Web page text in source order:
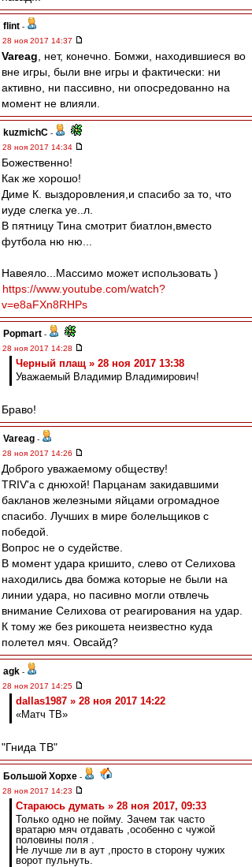
flint -
28 ноя 2017 14:37
Vareag , нет, конечно. Бомжи, находившиеся во
вне игры, были вне игры и фактически: ни
активно, ни пассивно, ни опосредованно на
момент не влияли.
kuzmichC -
28 ноя 2017 14:34
Божественно!
Как же хорошо!
Диме К. выздоровления,и спасибо за то, что
иуде слегка уе..л.
В пятницу Тина смотрит биатлон,вместо
футбола ню ню...
Навеяло...Массимо может использовать )
https://www.youtube.com/watch?
v=e8aFXn8RHPs
Popmart -
28 ноя 2017 14:28
Черный плащ » 28 ноя 2017 13:38
Уважаемый Владимир Владимирович!
Браво!
Vareag -
28 ноя 2017 14:26
Доброго уважаемому обществу!
TRIV'a с днюхой! Парцанам закидавшими
бакланов железными яйцами огромадное
спасибо. Лучших в мире болельщиков с
победой.
Вопрос не о судействе.
В момент удара кришито, слево от Селихова
находились два бомжа которые не были на
линии удара, но пасивно могли отвлечь
внимание Селихова от реагирования на удар.
К тому же без рикошета неизвестно куда
полетел мяч. Овсайд?
agk -
28 ноя 2017 14:25
dallas1987 » 28 ноя 2017 14:22
«Матч ТВ»
"Гнида ТВ"
Большой Хорхе -
28 ноя 2017 14:23
Стараюсь думать » 28 ноя 2017, 09:33
Только одно не пойму. Зачем так часто
вратарю мяч отдавать ,особенно с чужой
половины поля .
Не лучше ли в аут ,просто в сторону чужих
ворот пульнуть.